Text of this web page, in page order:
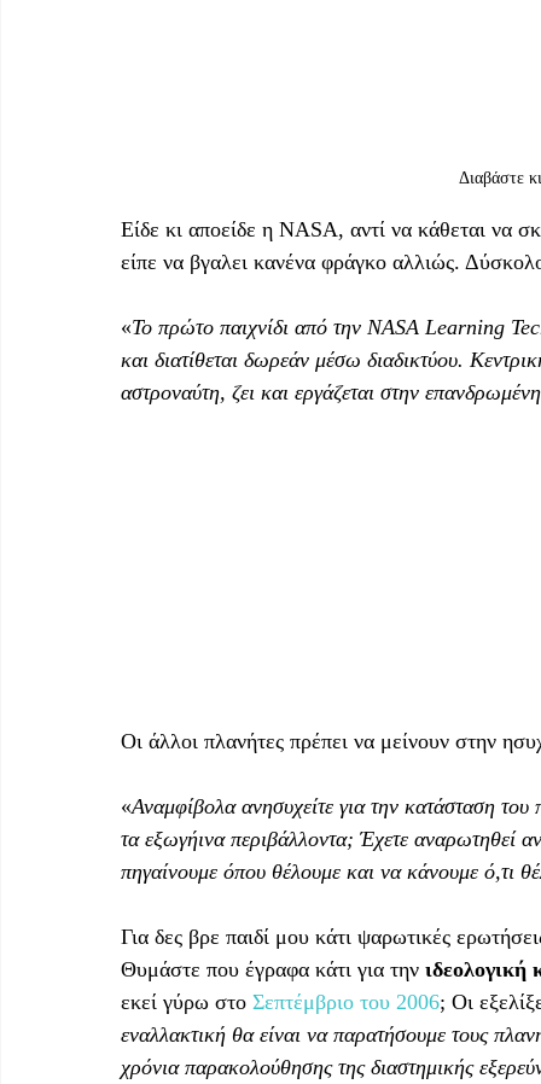
Διαβάστε
Είδε κι αποείδε η NASA, αντί να κάθεται να
είπε να βγαλει κανένα φράγκο αλλιώς.
«Το πρώτο παιχνίδι από την NASA Learning
και διατίθεται δωρεάν μέσω διαδικτύου.
αστροναύτη, ζει και εργάζεται στην
Οι άλλοι πλανήτες πρέπει να μείνουν στην
«Αναμφίβολα ανησυχείτε για την κατάσταση
τα εξωγήινα περιβάλλοντα; Έχετε αναρωτηθεί
πηγαίνουμε όπου θέλουμε και να κάνουμε ό,τι
Για δες βρε παιδί μου κάτι ψαρωτικές
Θυμάστε που έγραφα κάτι για την ιδεολογική
εκεί γύρω στο Σεπτέμβριο του 2006; Οι
εναλλακτική θα είναι να παρατήσουμε τους
χρόνια παρακολούθησης της διαστημικής